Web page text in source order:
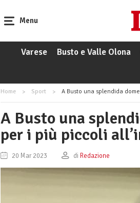
Menu
Varese Busto e Valle Olona
Home Sport A Busto una splendida
A Busto una
per i più piccoli
20 Mar 2023 di Redazione